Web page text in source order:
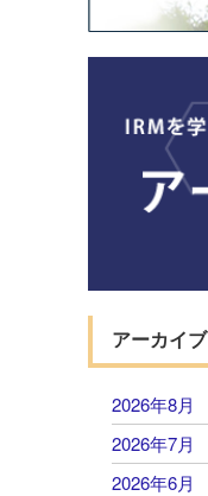
アーカイブ
2026年8月
2026年7月
2026年6月